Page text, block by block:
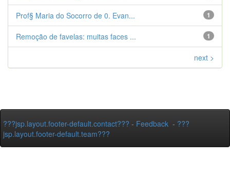
1
Prof§ Maria do Socorro de 0. Evan...
1
Remoção de favelas: muitas faces ...
next >
???jsp.layout.footer-default.contact??? - Feedback - ???
jsp.layout.footer-default.team???